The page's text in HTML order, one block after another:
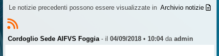
Le notizie precedenti possono essere visualizzate in Archivio notizie
Cordoglio Sede AIFVS Foggia - il 04/09/2018 • 10:04da admin